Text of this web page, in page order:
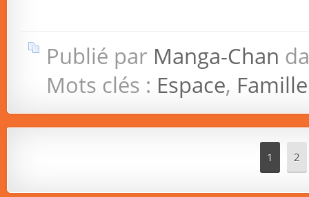
Publié par Manga-Chan
Mots clés : Espace, Famille
1 2